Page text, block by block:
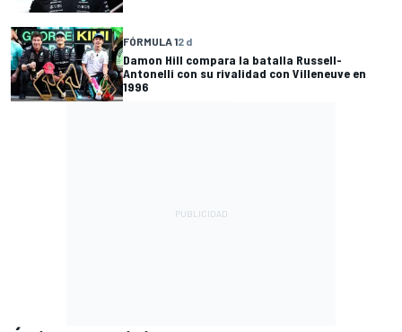
FÓRMULA 12 d
Damon Hill compara la batalla Russell-
Antonelli con su rivalidad con Villeneuve en
1996